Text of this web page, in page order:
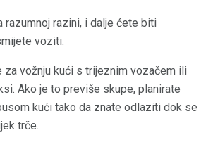
razumnoj razini, i dalje ćete biti
voziti.
za vožnju kući s trijeznim vozačem ili
Ako je to previše skupe, planirate
kući tako da znate odlaziti dok se
trče.